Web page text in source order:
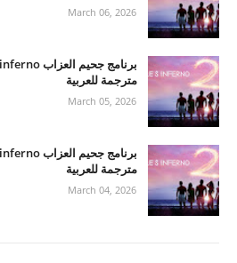
March 06, 2026
مترجمة للعربية
March 05, 2026
مترجمة للعربية
March 04, 2026